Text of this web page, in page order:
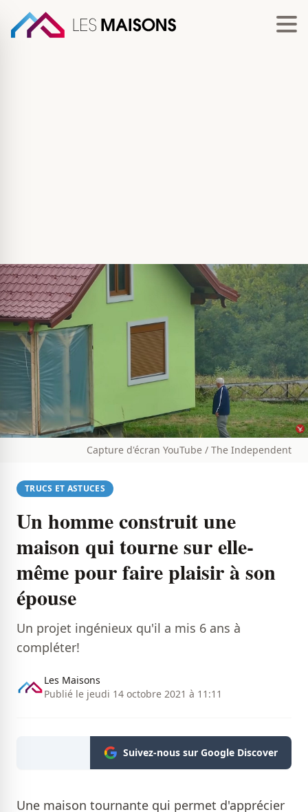
Capture d'écran YouTube / The Independent
TRUCS ET ASTUCES
Un homme construit une
maison qui tourne sur elle-
même pour faire plaisir à son
épouse
Un projet ingénieux qu'il a mis 6 ans à
compléter!
Les Maisons
Publié le jeudi 14 octobre 2021 à 11:11
Suivez-nous sur Google Discover
Une maison tournante qui permet d'apprécier